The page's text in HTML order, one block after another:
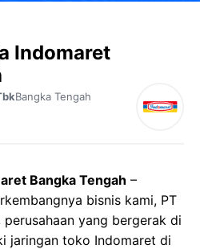
Indomaret
Bangka Tengah
Bangka Tengah –
bisnis kami, PT
yang bergerak di
jaringan toko Indomaret di